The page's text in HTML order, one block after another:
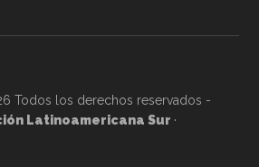
Todos los derechos reservados -
Latinoamericana Sur ·